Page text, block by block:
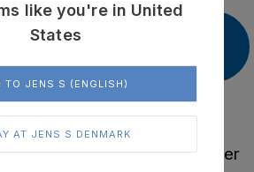
verdens førende leverandører
like you're in United
States
TO JENS S (ENGLISH)
AT JENS S DENMARK